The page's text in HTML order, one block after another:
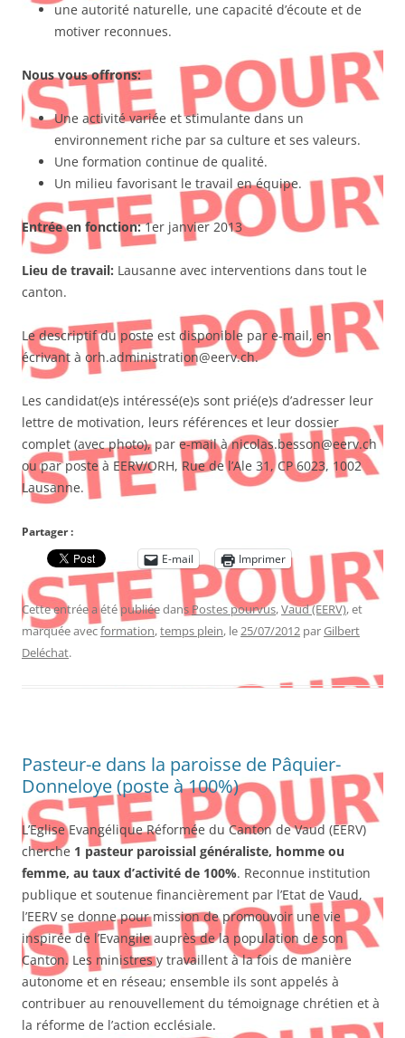
une autorité naturelle, une capacité d’écoute et de
motiver reconnues.
Nous vous offrons:
Une activité variée et stimulante dans un
environnement riche par sa culture et ses valeurs.
Une formation continue de qualité.
Un milieu favorisant le travail en équipe.
Entrée en fonction:1er janvier 2013
Lieu de travail: Lausanne avec interventions dans tout le
canton.
Le descriptif du poste est disponible par e-mail, en
écrivant à orh.administration@eerv.ch.
Les candidat(e)s intéressé(e)s sont prié(e)s d’adresser leur
lettre de motivation, leurs références et leur dossier
complet (avec photo), par e-mail à nicolas.besson@eerv.ch
ou par poste à EERV/ORH, Rue de l’Ale 31, CP 6023, 1002
Lausanne.
Partager :
E-mail
Imprimer
Cette entrée a été publiée dans Postes pourvus,Vaud (EERV), et
marquée avecformation,temps plein, le25/07/2012 parGilbert
Deléchat.
Pasteur-e dans la paroisse de Pâquier-
Donneloye (poste à 100%)
L’Eglise Evangélique Réformée du Canton de Vaud (EERV)
cherche 1 pasteur paroissial généraliste, homme ou
femme, au taux d’activité de 100%. Reconnue institution
publique et soutenue financièrement par l’Etat de Vaud,
l’EERV se donne pour mission de promouvoir une vie
inspirée de l’Evangile auprès de la population de son
Canton. Les ministres y travaillent à la fois de manière
autonome et en réseau; ensemble ils sont appelés à
contribuer au renouvellement du témoignage chrétien et à
la réforme de l’action ecclésiale.